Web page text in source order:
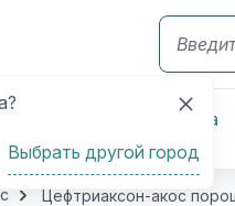
Выбрать другой город
Косметика
Цефтриаксон-акос